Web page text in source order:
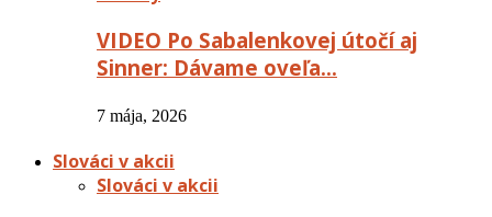
VIDEO Po Sabalenkovej útočí aj
Sinner: Dávame oveľa…
7 mája, 2026
Slováci v akcii
Slováci v akcii